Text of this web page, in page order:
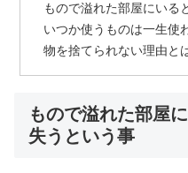
もので溢れた部屋にいる
いつか使うものは一生使
物を捨てられない理由と
もので溢れた部屋
失うという事